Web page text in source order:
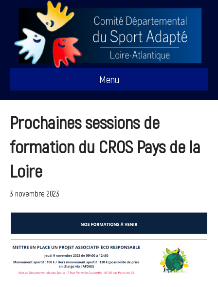
Menu
Prochaines sessions de
formation du CROS Pays de la
Loire
3 novembre 2023